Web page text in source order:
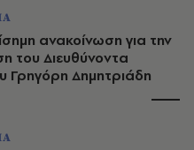
ανακοίνωση για την
του Διευθύνοντα
Γρηγόρη Δημητριάδη